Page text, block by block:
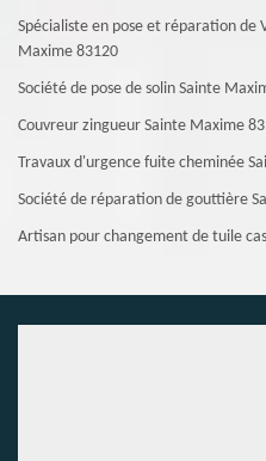
Spécialiste en pose et réparation de
Maxime 83120
Société de pose de solin Sainte
Couvreur zingueur Sainte Maxime
Travaux d'urgence fuite cheminée
Société de réparation de gouttière
Artisan pour changement de tuile